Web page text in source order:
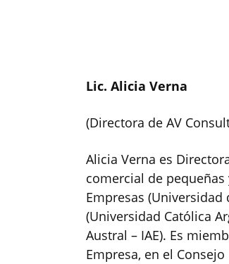
Lic. Alicia Verna
(Directora de AV
Alicia Verna es
comercial de
Empresas
(Universidad Católica
Austral – IAE). Es
Empresa, en el